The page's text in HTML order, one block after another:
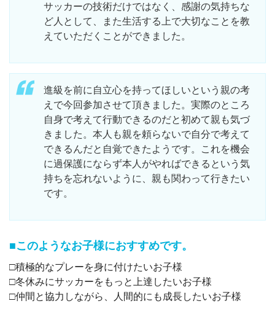
サッカーの技術だけではなく、感謝の気持ちな
ど人として、また生活する上で大切なことを教
えていただくことができました。
進級を前に自立心を持ってほしいという親の考
えで今回参加させて頂きました。実際のところ
自身で考えて行動できるのだと初めて親も気づ
きました。本人も親を頼らないで自分で考えて
できるんだと自覚できたようです。これを機会
に過保護にならず本人がやればできるという気
持ちを忘れないように、親も関わって行きたい
です。
■このようなお子様におすすめです。
□積極的なプレーを身に付けたいお子様
□冬休みにサッカーをもっと上達したいお子様
□仲間と協力しながら、人間的にも成長したいお子様